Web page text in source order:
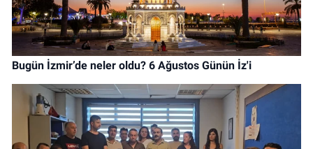
Bugün İzmir’de neler oldu? 6 Ağustos Günün İz'i